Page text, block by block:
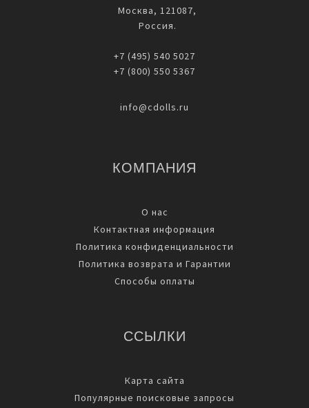
Москва, 121087,
Россия.
+7 (495) 540 5027
+7 (800) 550 5367
info@cdolls.ru
КОМПАНИЯ
О нас
Контактная информация
Политика конфиденциальности
Политика возврата и Гарантии
Способы оплаты
ССЫЛКИ
Карта сайта
Популярные поисковые запросы